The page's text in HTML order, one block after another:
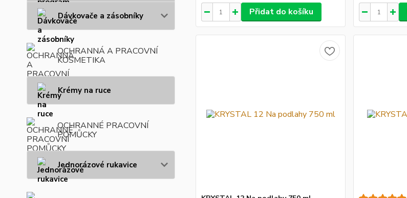
Dávkovače a zásobníky
OCHRANNÁ A PRACOVNÍ
KOSMETIKA
Krémy na ruce
OCHRANNÉ PRACOVNÍ
POMŮCKY
Jednorázové rukavice
Přidat do košíku